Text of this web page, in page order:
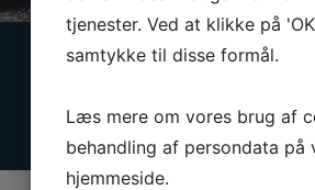
tjenester. Ved at klikke på
samtykke til disse formål.
Læs mere om vores brug af
behandling af persondata på
hjemmeside.